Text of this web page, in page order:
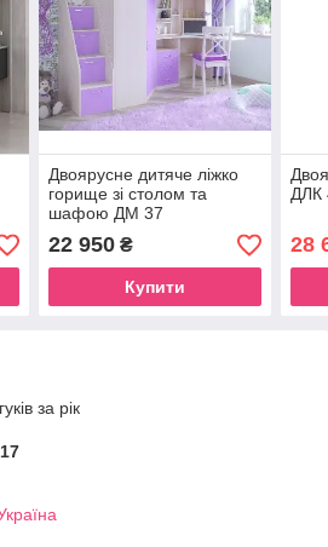
Двоярусне дитяче ліжко
горище зі столом та
шафою ДМ 37
22 950₴
Купити
ДЛК
28
за рік